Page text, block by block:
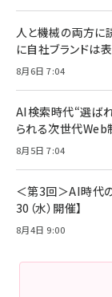
人と機械の両方に
に自社ブランドは
8月6日 7:04
AI検索時代“選ば
られる次世代Web
8月5日 7:04
＜第3回＞AI時代
30（水）開催】
8月4日 9:00